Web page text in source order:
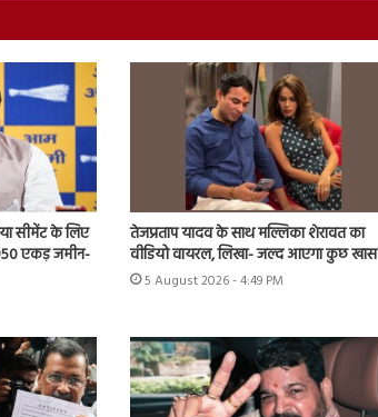
सीमेंट के लिए
एकड़ जमीन-
तेजप्रताप यादव के साथ मल्लिका शेरावत का
वीडियो वायरल, लिखा- जल्द आएगा कुछ खास
5 August 2026 - 4:49 PM